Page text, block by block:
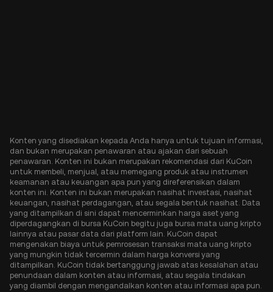
Konten yang disediakan kepada Anda hanya untuk tujuan informasi,
dan bukan merupakan penawaran atau ajakan dari sebuah
penawaran. Konten ini bukan merupakan rekomendasi dari KuCoin
untuk membeli, menjual, atau memegang produk atau instrumen
keamanan atau keuangan apa pun yang direferensikan dalam
konten ini. Konten ini bukan merupakan nasihat investasi, nasihat
keuangan, nasihat perdagangan, atau segala bentuk nasihat. Data
yang ditampilkan di sini dapat mencerminkan harga aset yang
diperdagangkan di bursa KuCoin begitu juga bursa mata uang kripto
lainnya atau pasar data dari platform lain. KuCoin dapat
mengenakan biaya untuk pemrosesan transaksi mata uang kripto
yang mungkin tidak tercermin dalam harga konversi yang
ditampilkan. KuCoin tidak bertanggung jawab atas kesalahan atau
penundaan dalam konten atau informasi, atau segala tindakan
yang diambil dengan mengandalkan konten atau informasi apa pun.